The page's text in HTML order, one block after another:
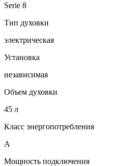
Serie 8
Тип духовки
электрическая
Установка
независимая
Объем духовки
45 л
Класс энергопотребления
A
Мощность подключения